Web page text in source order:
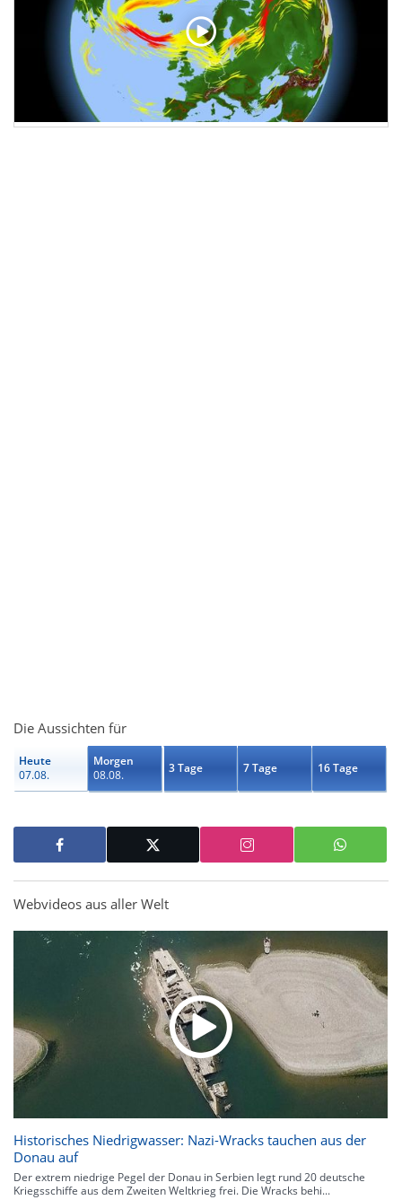
Die Aussichten für
Heute
07.08.
Morgen
08.08.
3 Tage 7 Tage 16 Tage
Webvideos aus aller Welt
Historisches Niedrigwasser: Nazi-Wracks tauchen aus der
Donau auf
Der extrem niedrige Pegel der Donau in Serbien legt rund 20 deutsche
Kriegsschiffe aus dem Zweiten Weltkrieg frei. Die Wracks behi...